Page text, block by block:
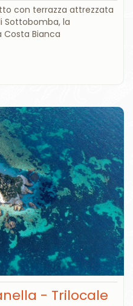
con terrazza attrezzata
Sottobomba, la
Costa Bianca
- Trilocale